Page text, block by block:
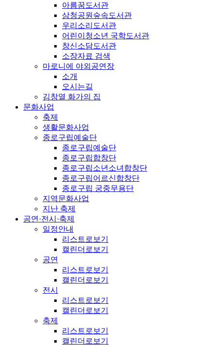
아름꿈도서관
삼청공원숲속도서관
우리소리도서관
어린이청소년 국학도서관
창신소담도서관
소장자료 검색
마로니에 야외공연장
소개
오시는길
김창열 화가의 집
문화사업
축제
생활문화사업
종로구립예술단
종로구립예술단
종로구립합창단
종로구립소년소녀합창단
종로구립어르신합창단
종로구립 궁중무용단
지역문화사업
지난 축제
공연·전시·축제
일정안내
리스트로보기
캘린더로보기
공연
리스트로보기
캘린더로보기
전시
리스트로보기
캘린더로보기
축제
리스트로보기
캘린더로보기